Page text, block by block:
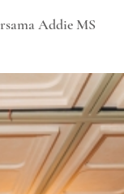
Addie MS